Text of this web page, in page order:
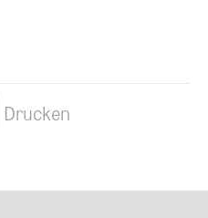
Drucken